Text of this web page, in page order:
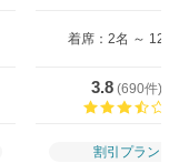
着席：2名 ～ 128
3.8 (690件)
割引プラン